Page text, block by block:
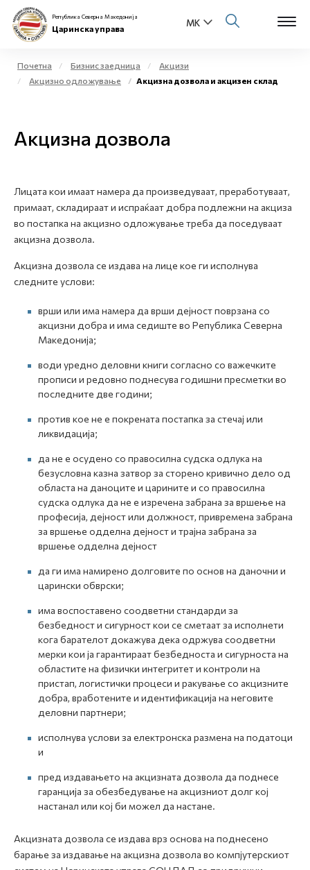
Физички лица
Open
Е-Царина
Open
Медиа центар
Контакт
Е-Весник
Република Северна Македонија
Царинска управа
Почетна Бизнис заедница
Акцизи
Акцизно одложување
Акцизна дозвола и акцизен склад
Акцизна дозвола
Лицата кои имаат намера да произведуваат, преработуваат,
примаат, складираат и испраќаат добра подлежни на акциза
во постапка на акцизно одложување треба да поседуваат
акцизна дозвола.
Акцизна дозвола се издава на лице кое ги исполнува
следните услови:
врши или има намера да врши дејност поврзана со
акцизни добра и има седиште во Република Северна
Македонија;
води уредно деловни книги согласно со важечките
прописи и редовно поднесува годишни пресметки во
последните две години;
против кое не е покрената постапка за стечај или
ликвидација;
да не е осудено со правосилна судска одлука на
безусловна казна затвор за сторено кривично дело од
областа на даноците и царините и со правосилна
судска одлука да не е изречена забрана за вршење на
професија, дејност или должност, привремена забрана
за вршење одделна дејност и трајна забрана за
вршење одделна дејност
да ги има намирено долговите по основ на даночни и
царински обврски;
има воспоставено соодветни стандарди за
безбедност и сигурност кои се сметаат за исполнети
кога барателот докажува дека одржува соодветни
мерки кои ја гарантираат безбедноста и сигурноста на
областите на физички интегритет и контроли на
пристап, логистички процеси и ракување со акцизните
добра, вработените и идентификација на неговите
деловни партнери;
исполнува услови за електронска размена на податоци
и
пред издавањето на акцизната дозвола да поднесе
гаранција за обезбедување на акцизниот долг кој
настанал или кој би можел да настане.
Акцизната дозвола се издава врз основа на поднесено
барање за издавање на акцизна дозвола во компјутерскиот